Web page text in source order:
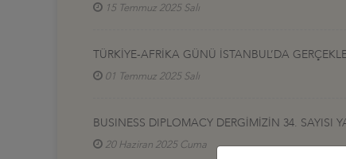
15 Temmuz 2025 Salı
TÜRKİYE-AFRİKA GÜNÜ İSTANBUL’DA
01 Temmuz 2025 Salı
BUSINESS DIPLOMACY DERGİMİZİN 34. SAYISI
20 Haziran 2025 Cuma